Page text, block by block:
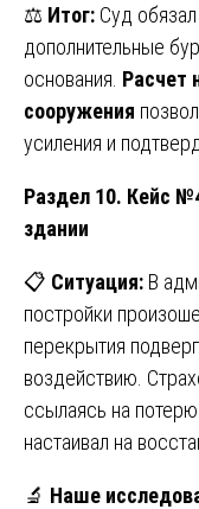
⚖️ Итог: Суд
дополнительные
основания. Расчет
сооружения
усиления и
Раздел 10. Кейс
здании
📋 Ситуация: В
постройки
перекрытия
воздействию.
ссылаясь на
настаивал на
🔬 Наше